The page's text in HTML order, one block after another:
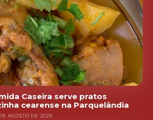
Caseira serve pratos
cearense na Parquelândia
AGOSTO DE 2026